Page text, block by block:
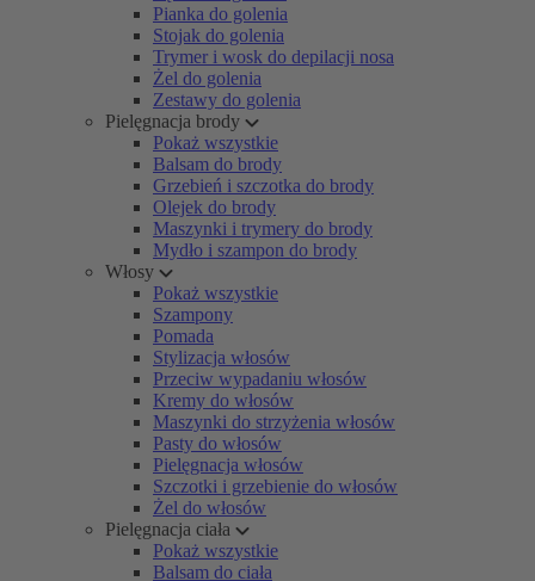
Pianka do golenia
Stojak do golenia
Trymer i wosk do depilacji nosa
Żel do golenia
Zestawy do golenia
Pielęgnacja brody
Pokaż wszystkie
Balsam do brody
Grzebień i szczotka do brody
Olejek do brody
Maszynki i trymery do brody
Mydło i szampon do brody
Włosy
Pokaż wszystkie
Szampony
Pomada
Stylizacja włosów
Przeciw wypadaniu włosów
Kremy do włosów
Maszynki do strzyżenia włosów
Pasty do włosów
Pielęgnacja włosów
Szczotki i grzebienie do włosów
Żel do włosów
Pielęgnacja ciała
Pokaż wszystkie
Balsam do ciała